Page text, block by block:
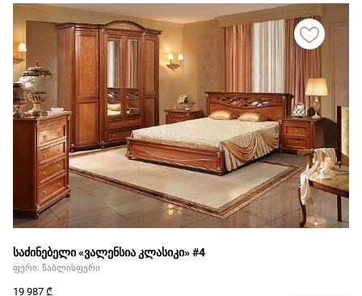
საძინებელი «ვალენსია კლასიკი» #4
ფერი: წაბლისფერი
19 987 ₾